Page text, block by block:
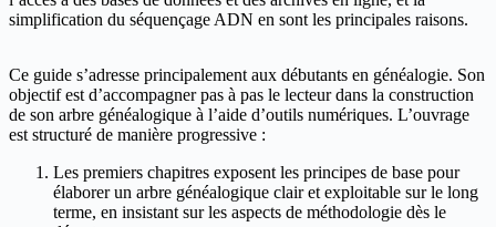
simplification du séquençage ADN en sont les principales raisons.
Ce guide s’adresse principalement aux débutants en généalogie. Son
objectif est d’accompagner pas à pas le lecteur dans la construction
de son arbre généalogique à l’aide d’outils numériques. L’ouvrage
est structuré de manière progressive :
Les premiers chapitres exposent les principes de base pour
élaborer un arbre généalogique clair et exploitable sur le long
terme, en insistant sur les aspects de méthodologie dès le